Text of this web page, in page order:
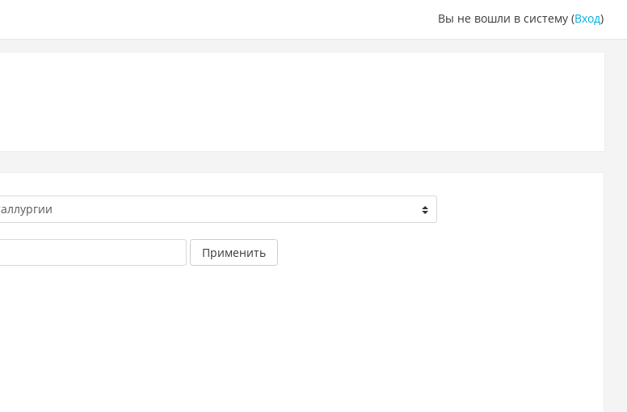
Вы не вошли в систему (Вход)
Применить